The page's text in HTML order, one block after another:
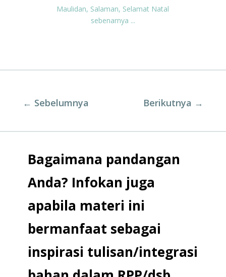
Maulidan, Salaman, Selamat Natal
sebenarnya ...
← Sebelumnya Berikutnya →
Bagaimana pandangan
Anda? Infokan juga
apabila materi ini
bermanfaat sebagai
inspirasi tulisan/integrasi